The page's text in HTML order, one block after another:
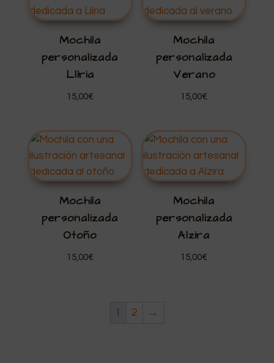
Mochila
personalizada
Llíria
15,00€
Mochila
personalizada
Verano
15,00€
Mochila
personalizada
Otoño
15,00€
Mochila
personalizada
Alzira
15,00€
1 2 →